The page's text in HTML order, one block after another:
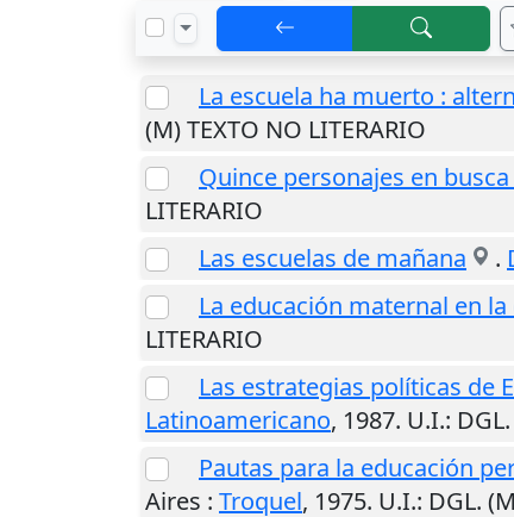
La escuela ha muerto :
(M) TEXTO NO LITERARIO
Quince personajes en
LITERARIO
Las escuelas de mañana
.
La educación maternal en la
LITERARIO
Las estrategias políticas de
Latinoamericano, 1987. U.I.:
Pautas para la educación
Aires : Troquel, 1975. U.I.: DGL.